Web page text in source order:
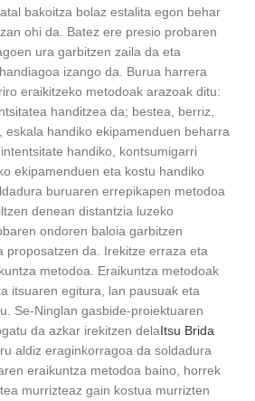
bakoitza bolaz estalita egon behar
ohi da. Batez ere presio probaren
ura garbitzen zaila da eta
izango da. Burua harrera
eraikitzeko metodoak arazoak ditu:
handitzea da; bestea, berriz,
eskala handiko ekipamenduen beharra
handiko, kontsumigarri
ekipamenduen eta kostu handiko
buruaren errepikapen metodoa
denean distantzia luzeko
ondoren baloia garbitzen
proposatzen da. Irekitze erraza eta
metodoa. Eraikuntza metodoak
itsuaren egitura, lan pausuak eta
Se-Ninglan gasbide-proiektuaren
da azkar irekitzen delaItsu Brida
aldiz eraginkorragoa da soldadura
eraikuntza metodoa baino, horrek
murrizteaz gain kostua murrizten